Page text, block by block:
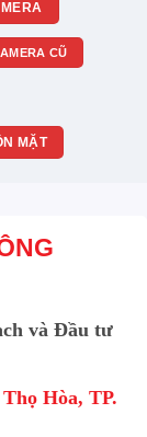
CŨ
MẶT
và Đầu tư
Hòa, TP.